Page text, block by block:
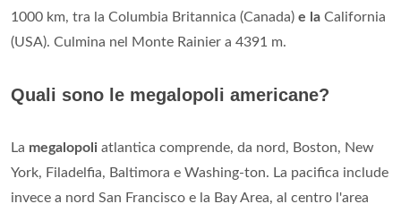
1000 km, tra la Columbia Britannica (Canada) e la California
(USA). Culmina nel Monte Rainier a 4391 m.
Quali sono le megalopoli americane?
La megalopoli atlantica comprende, da nord, Boston, New
York, Filadelfia, Baltimora e Washing-ton. La pacifica include
invece a nord San Francisco e la Bay Area, al centro l'area